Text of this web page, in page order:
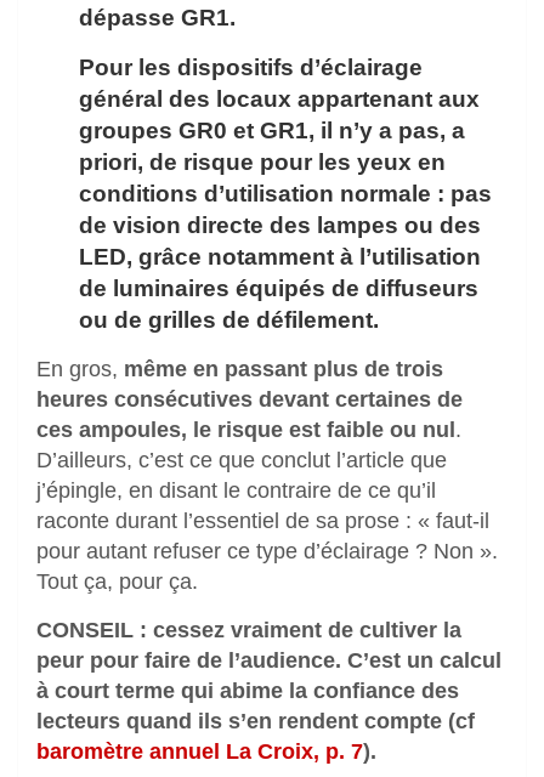
dépasse GR1.
Pour les dispositifs d’éclairage
général des locaux appartenant aux
groupes GR0 et GR1, il n’y a pas, a
priori, de risque pour les yeux en
conditions d’utilisation normale : pas
de vision directe des lampes ou des
LED, grâce notamment à l’utilisation
de luminaires équipés de diffuseurs
ou de grilles de défilement.
En gros, même en passant plus de trois
heures consécutives devant certaines de
ces ampoules, le risque est faible ou nul.
D’ailleurs, c’est ce que conclut l’article que
j’épingle, en disant le contraire de ce qu’il
raconte durant l’essentiel de sa prose : « faut-il
pour autant refuser ce type d’éclairage ? Non ».
Tout ça, pour ça.
CONSEIL : cessez vraiment de cultiver la
peur pour faire de l’audience. C’est un calcul
à court terme qui abime la confiance des
lecteurs quand ils s’en rendent compte (cf
baromètre annuel La Croix, p. 7).